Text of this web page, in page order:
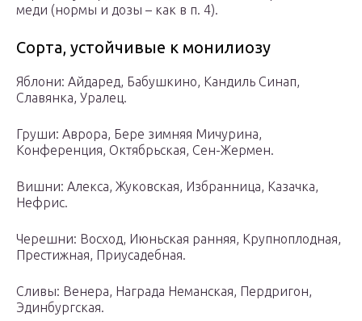
меди (нормы и дозы – как в п. 4).
Сорта, устойчивые к монилиозу
Яблони: Айдаред, Бабушкино, Кандиль Синап,
Славянка, Уралец.
Груши: Аврора, Бере зимняя Мичурина,
Конференция, Октябрьская, Сен-Жермен.
Вишни: Алекса, Жуковская, Избранница, Казачка,
Нефрис.
Черешни: Восход, Июньская ранняя, Крупноплодная,
Престижная, Приусадебная.
Сливы: Венера, Награда Неманская, Пердригон,
Эдинбургская.